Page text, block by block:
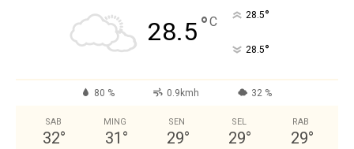
28.5°C 28.5°
28.5°
80 % 0.9kmh 32 %
SAB
32°
MING
31 °
SEN
29°
SEL
29°
RAB
29°